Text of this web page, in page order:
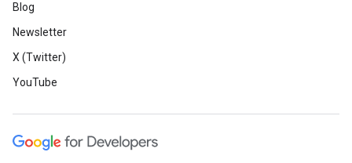
Blog
Newsletter
X (Twitter)
YouTube